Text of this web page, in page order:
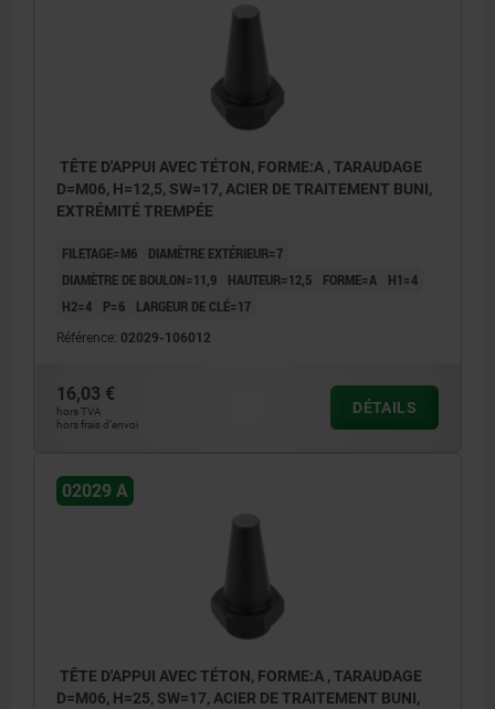
TÊTE D'APPUI AVEC TÉTON, FORME:A , TARAUDAGE
D=M06, H=12,5, SW=17, ACIER DE TRAITEMENT BUNI,
EXTRÉMITÉ TREMPÉE
FILETAGE=M6
DIAMÈTRE EXTÉRIEUR=7
DIAMÈTRE DE BOULON=11,9
HAUTEUR=12,5 FORME=A
H1=4
H2=4
P=6 LARGEUR DE CLÉ=17
Référence: 02029-106012
16,03 €
hors TVA
hors frais d’envoi
DÉTAILS
02029 A
TÊTE D'APPUI AVEC TÉTON, FORME:A , TARAUDAGE
D=M06, H=25, SW=17, ACIER DE TRAITEMENT BUNI,